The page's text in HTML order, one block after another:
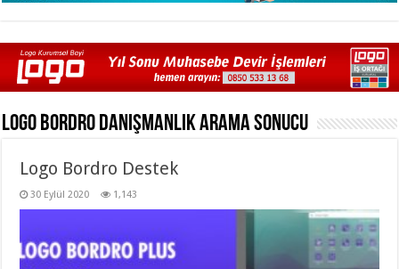
Logo Bordro DanışmanlıkArama Sonucu
Logo Bordro Destek
30 Eylül 2020 1,143